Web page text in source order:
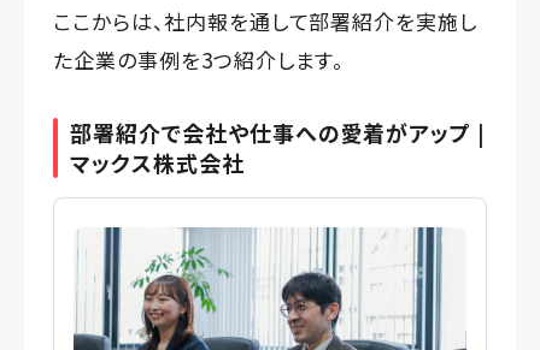
ここからは、社内報を通して部署紹介を実施し
た企業の事例を3つ紹介します。
部署紹介で会社や仕事への愛着がアップ |
マックス株式会社